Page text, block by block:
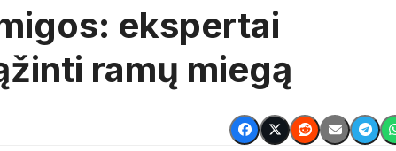
ekspertai
ramų miegą